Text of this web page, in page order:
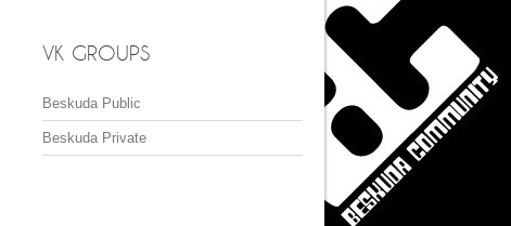
VK GROUPS
Beskuda Public
Beskuda Private